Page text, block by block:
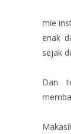
mie
enak
sejak
Dan